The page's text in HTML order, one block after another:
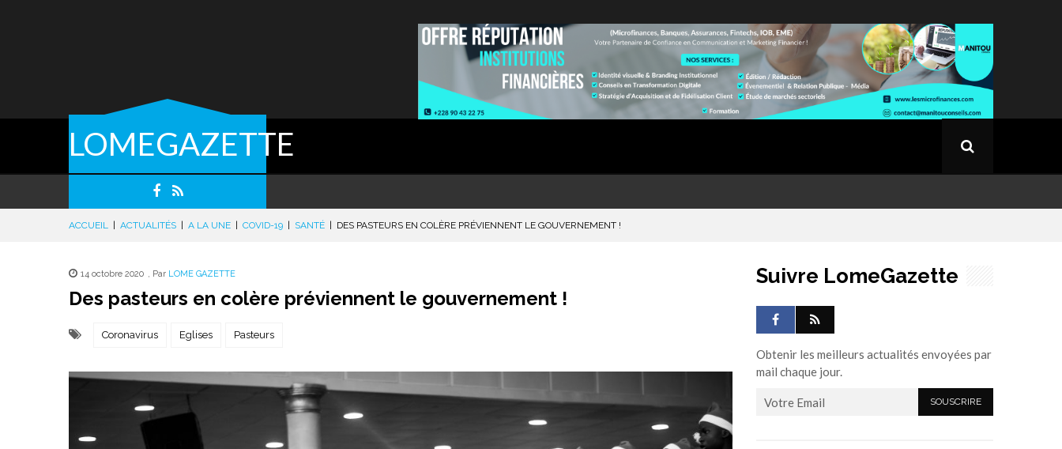
LOMEGAZETTE
ACCUEIL ACTUALITÉS A LA UNE COVID-19 SANTÉ DES PASTEURS EN COLÈRE PRÉVIENNENT LE GOUVERNEMENT !
14 octobre 2020 , Par LOME GAZETTE
Des pasteurs en colère préviennent le gouvernement !
Coronavirus Eglises Pasteurs
Suivre LomeGazette
Obtenir les meilleurs actualités envoyées par
mail chaque jour.